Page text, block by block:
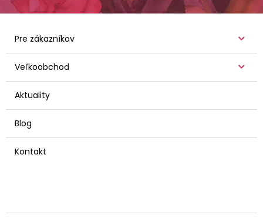
Pre zákazníkov
Veľkoobchod
Aktuality
Blog
Kontakt